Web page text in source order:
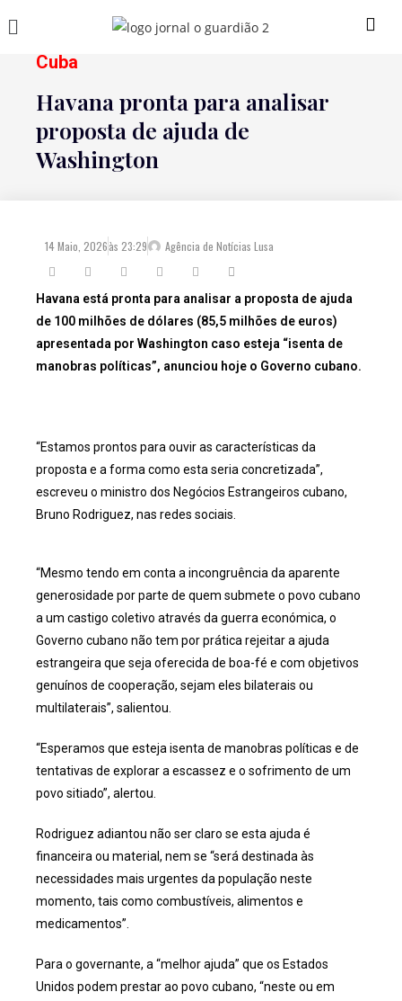
Cuba
Havana pronta para analisar
proposta de ajuda de
Washington
14 Maio, 2026às 23:29 Agência de Notícias Lusa
Havana está pronta para analisar a proposta de ajuda
de 100 milhões de dólares (85,5 milhões de euros)
apresentada por Washington caso esteja “isenta de
manobras políticas”, anunciou hoje o Governo cubano.
“Estamos prontos para ouvir as características da
proposta e a forma como esta seria concretizada”,
escreveu o ministro dos Negócios Estrangeiros cubano,
Bruno Rodriguez, nas redes sociais.
“Mesmo tendo em conta a incongruência da aparente
generosidade por parte de quem submete o povo cubano
a um castigo coletivo através da guerra económica, o
Governo cubano não tem por prática rejeitar a ajuda
estrangeira que seja oferecida de boa-fé e com objetivos
genuínos de cooperação, sejam eles bilaterais ou
multilaterais”, salientou.
“Esperamos que esteja isenta de manobras políticas e de
tentativas de explorar a escassez e o sofrimento de um
povo sitiado”, alertou.
Rodriguez adiantou não ser claro se esta ajuda é
financeira ou material, nem se “será destinada às
necessidades mais urgentes da população neste
momento, tais como combustíveis, alimentos e
medicamentos”.
Para o governante, a “melhor ajuda” que os Estados
Unidos podem prestar ao povo cubano, “neste ou em